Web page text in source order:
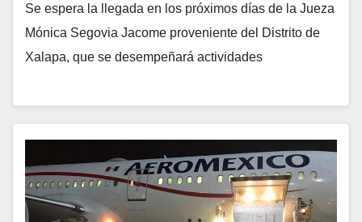
Se espera la llegada en los próximos días de la Jueza
Mónica Segovia Jacome proveniente del Distrito de
Xalapa, que se desempeñará actividades